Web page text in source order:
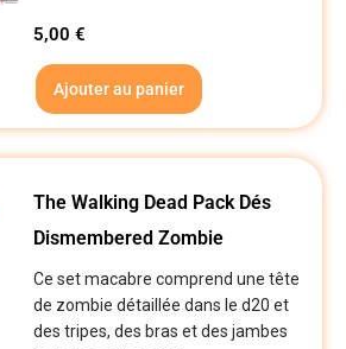
5,00€
Ajouter au panier
The Walking Dead Pack Dés
Dismembered Zombie
Ce set macabre comprend une tête
de zombie détaillée dans le d20 et
des tripes, des bras et des jambes